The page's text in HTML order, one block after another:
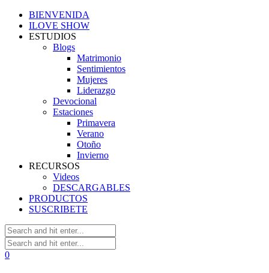
BIENVENIDA
ILOVE SHOW
ESTUDIOS
Blogs
Matrimonio
Sentimientos
Mujeres
Liderazgo
Devocional
Estaciones
Primavera
Verano
Otoño
Invierno
RECURSOS
Videos
DESCARGABLES
PRODUCTOS
SUSCRIBETE
0